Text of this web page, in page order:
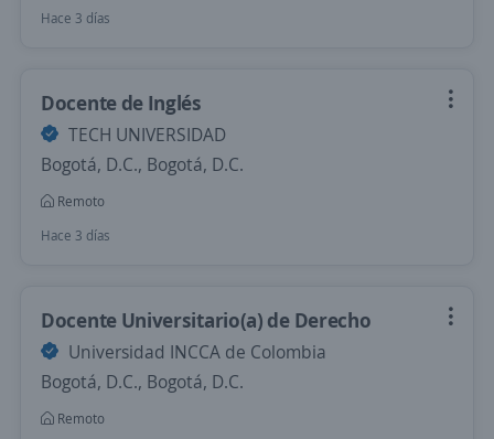
Hace 3 días
Docente de Inglés
TECH UNIVERSIDAD
Bogotá, D.C., Bogotá, D.C.
Remoto
Hace 3 días
Docente Universitario(a) de Derecho
Universidad INCCA de Colombia
Bogotá, D.C., Bogotá, D.C.
Remoto